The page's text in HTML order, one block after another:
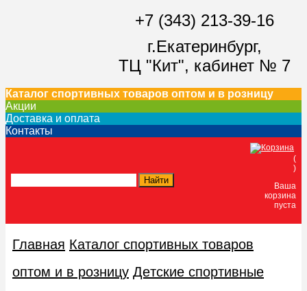
+7 (343) 213-39-16
г.Екатеринбург,
ТЦ "Кит", кабинет № 7
Каталог спортивных товаров оптом и в розницу
Акции
Доставка и оплата
Контакты
(
)
Ваша
корзина
пуста
Главная Каталог спортивных товаров
оптом и в розницу Дeтские спoртивныe